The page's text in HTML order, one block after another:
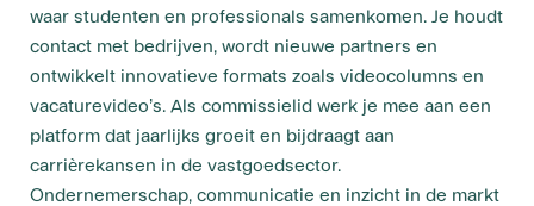
waar studenten en professionals samenkomen. Je houdt
contact met bedrijven, wordt nieuwe partners en
ontwikkelt innovatieve formats zoals videocolumns en
vacaturevideo’s. Als commissielid werk je mee aan een
platform dat jaarlijks groeit en bijdraagt aan
carrièrekansen in de vastgoedsector.
Ondernemerschap, communicatie en inzicht in de markt